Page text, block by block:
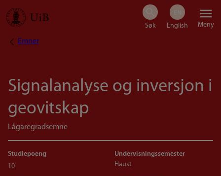
Hopp
Meny
Navigasjonssti
Emner
Signalanalyse og inversjon i
geovitskap
Lågaregradsemne
Studiepoeng
10
Undervisningssemester
Haust